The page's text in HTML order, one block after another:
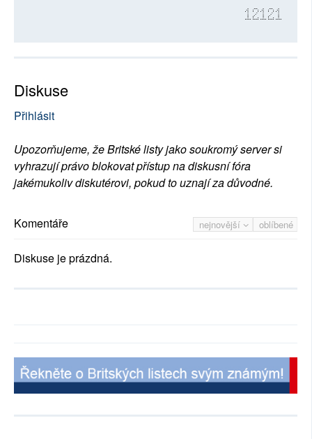
12121
Diskuse
Přihlásit
Upozorňujeme, že Britské listy jako soukromý server si
vyhrazují právo blokovat přístup na diskusní fóra
jakémukoliv diskutérovi, pokud to uznají za důvodné.
nejnovější oblíbené
Komentáře
Diskuse je prázdná.